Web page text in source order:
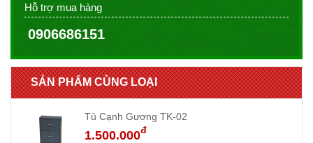
Hỗ trợ mua hàng
0906686151
SẢN PHẨM CÙNG LOẠI
Tủ Cạnh Gương TK-02
1.500.000đ